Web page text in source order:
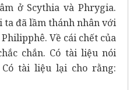
ở Scythia và Phrygia.
đã lầm thánh nhân với
Về cái chết của
chắn. Có tài liệu nói
tài liệu lại cho rằng: